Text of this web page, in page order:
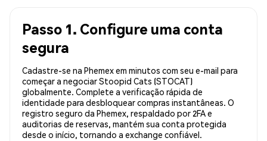
Passo 1. Configure uma conta
segura
Cadastre-se na Phemex em minutos com seu e-mail para
começar a negociar Stoopid Cats (STOCAT)
globalmente. Complete a verificação rápida de
identidade para desbloquear compras instantâneas. O
registro seguro da Phemex, respaldado por 2FA e
auditorias de reservas, mantém sua conta protegida
desde o início, tornando a exchange confiável.